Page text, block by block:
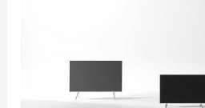
optimisation